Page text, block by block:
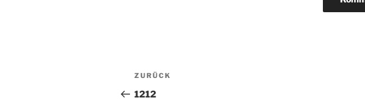
Beitragsnavigation
Vorheriger
Beitrag
ZURÜCK
1212